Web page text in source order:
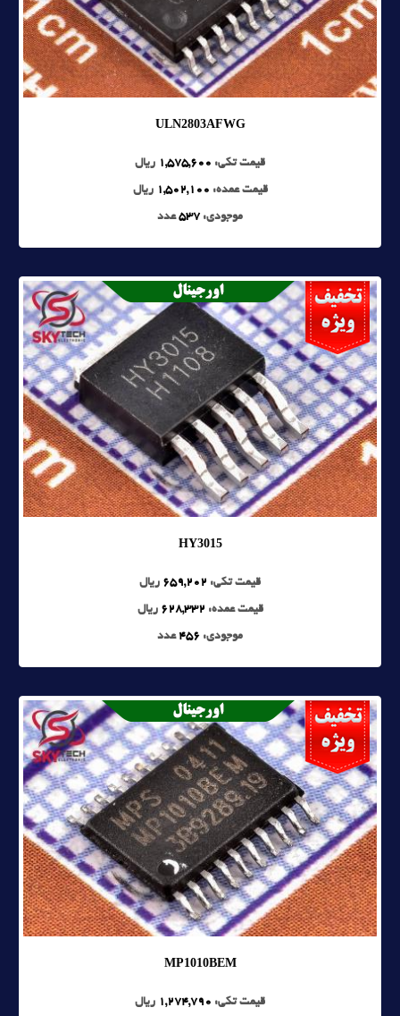
ULN2803AFWG
قیمت تکی: 1,575,600 ریال
قیمت عمده: 1,502,100 ریال
موجودی: 537عدد
HY3015
قیمت تکی: 659,202 ریال
قیمت عمده: 628,332 ریال
موجودی: 456 عدد
MP1010BEM
قیمت تکی: 1,274,790 ریال